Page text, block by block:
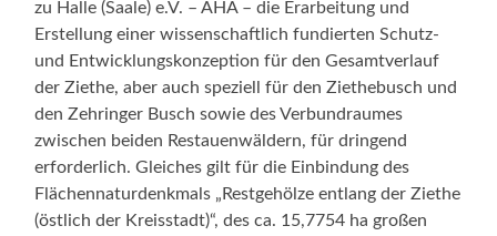
zu Halle (Saale) e.V. – AHA – die Erarbeitung und
Erstellung einer wissenschaftlich fundierten Schutz-
und Entwicklungskonzeption für den Gesamtverlauf
der Ziethe, aber auch speziell für den Ziethebusch und
den Zehringer Busch sowie des Verbundraumes
zwischen beiden Restauenwäldern, für dringend
erforderlich. Gleiches gilt für die Einbindung des
Flächennaturdenkmals „Restgehölze entlang der Ziethe
(östlich der Kreisstadt)“, des ca. 15,7754 ha großen